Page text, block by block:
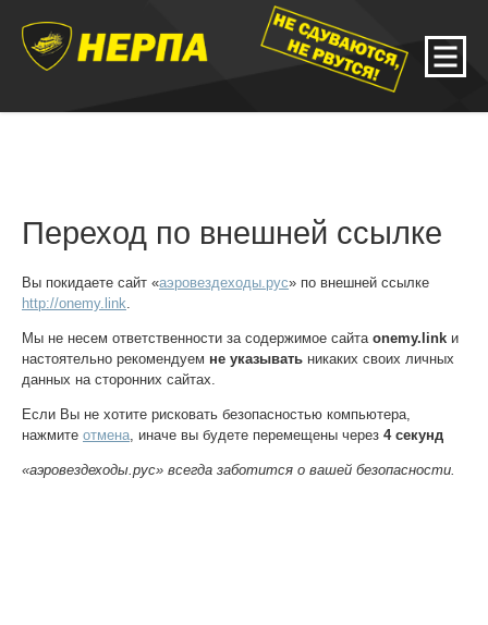
Переход по внешней ссылке
Вы покидаете сайт «аэровездеходы.рус» по внешней ссылке
http://onemy.link
Мы не несем ответственности за содержимое сайта onemy.link и
настоятельно рекомендуем не указывать никаких своих личных
данных на сторонних сайтах.
Если Вы не хотите рисковать безопасностью компьютера,
нажмите отмена , иначе вы будете перемещены через 4секунд
«аэровездеходы.рус» всегда заботится о вашей безопасности.